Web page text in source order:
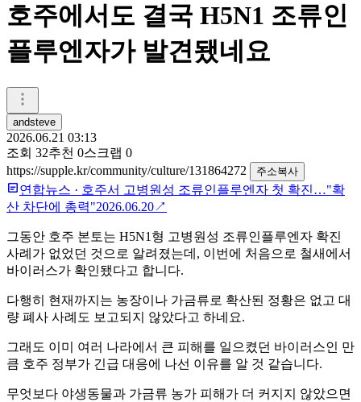
호주에서도 결국 H5N1 조류인
플루엔자가 발견됐네요
andsteve
2026.06.21 03:13
조회 32추천 0스크랩 0
https://supple.kr/community/culture/131864272
주소복사
연합뉴스 · 호주서 고병원성 조류인플루엔자 첫 확진…"확
산 차단에 총력"2026.06.20↗
그동안 호주 본토는 H5N1형 고병원성 조류인플루엔자 확진
사례가 없었던 것으로 알려졌는데, 이번에 처음으로 철새에서
바이러스가 확인됐다고 합니다.
다행히 현재까지는 농장이나 가금류로 확산된 정황은 없고 대
량 폐사 사례도 보고되지 않았다고 하네요.
그래도 이미 여러 나라에서 큰 피해를 일으켰던 바이러스인 만
큼 호주 정부가 긴급 대응에 나선 이유를 알 것 같습니다.
무엇보다 야생동물과 가금류 농가 피해가 더 커지지 않았으면